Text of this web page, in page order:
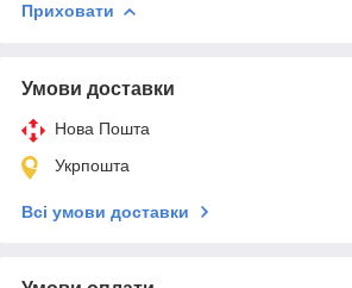
Приховати
Умови доставки
Нова Пошта
Укрпошта
Всі умови доставки